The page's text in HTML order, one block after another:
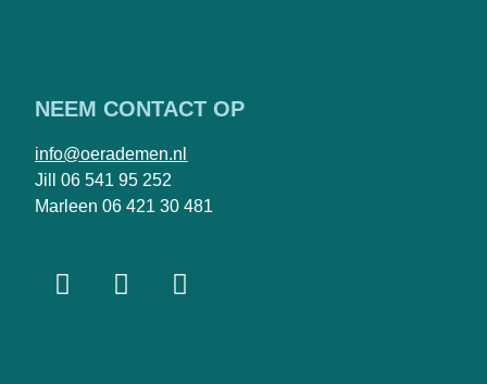
NEEM CONTACT OP
info@oerademen.nl
Jill 06 541 95 252
Marleen 06 421 30 481